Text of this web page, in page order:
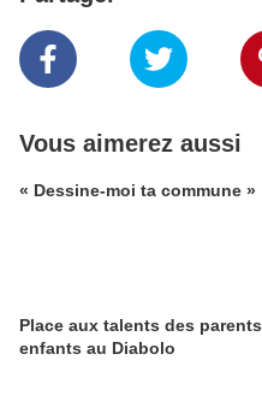
Vous aimerez aussi
« Dessine-moi ta commune »
Place aux talents des parents et
enfants au Diabolo